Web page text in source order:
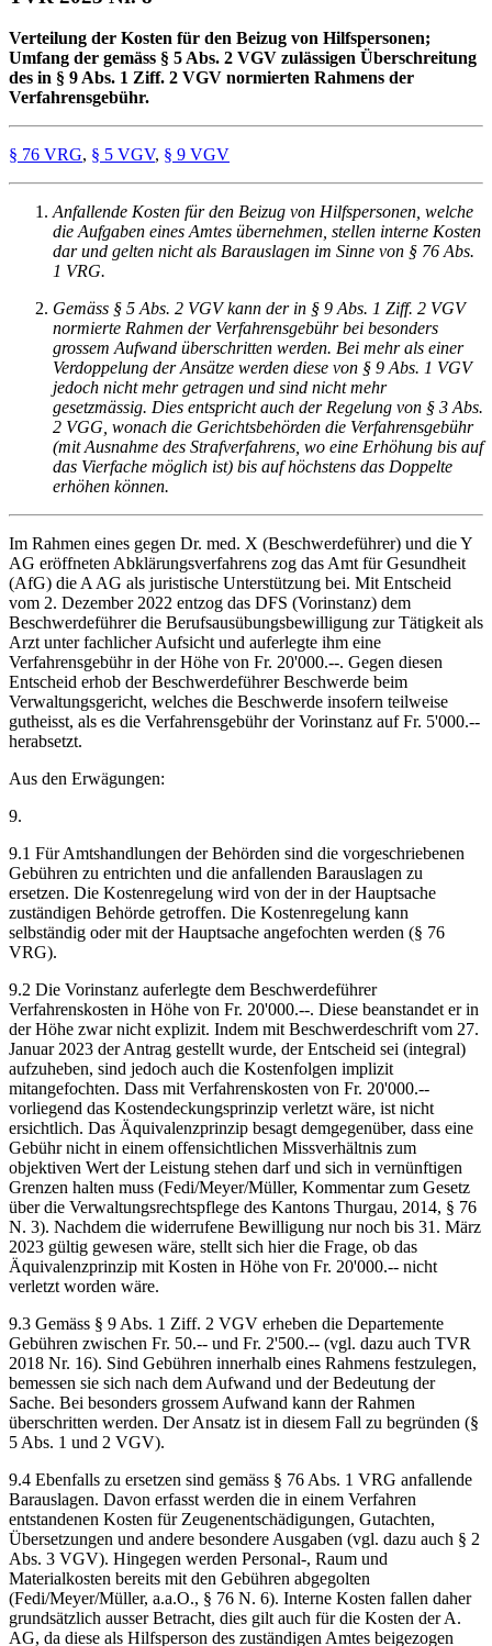
Verteilung der Kosten für den Beizug von Hilfspersonen;
Umfang der gemäss § 5 Abs. 2 VGV zulässigen Überschreitung
des in § 9 Abs. 1 Ziff. 2 VGV normierten Rahmens der
Verfahrensgebühr.
§ 76 VRG, § 5 VGV, § 9 VGV
Anfallende Kosten für den Beizug von Hilfspersonen, welche
die Aufgaben eines Amtes übernehmen, stellen interne Kosten
dar und gelten nicht als Barauslagen im Sinne von § 76 Abs.
1 VRG.
Gemäss § 5 Abs. 2 VGV kann der in § 9 Abs. 1 Ziff. 2 VGV
normierte Rahmen der Verfahrensgebühr bei besonders
grossem Aufwand überschritten werden. Bei mehr als einer
Verdoppelung der Ansätze werden diese von § 9 Abs. 1 VGV
jedoch nicht mehr getragen und sind nicht mehr
gesetzmässig. Dies entspricht auch der Regelung von § 3 Abs.
2 VGG, wonach die Gerichtsbehörden die Verfahrensgebühr
(mit Ausnahme des Strafverfahrens, wo eine Erhöhung bis auf
das Vierfache möglich ist) bis auf höchstens das Doppelte
erhöhen können.
Im Rahmen eines gegen Dr. med. X (Beschwerdeführer) und die Y
AG eröffneten Abklärungsverfahrens zog das Amt für Gesundheit
(AfG) die A AG als juristische Unterstützung bei. Mit Entscheid
vom 2. Dezember 2022 entzog das DFS (Vorinstanz) dem
Beschwerdeführer die Berufsausübungsbewilligung zur Tätigkeit als
Arzt unter fachlicher Aufsicht und auferlegte ihm eine
Verfahrensgebühr in der Höhe von Fr. 20'000.--. Gegen diesen
Entscheid erhob der Beschwerdeführer Beschwerde beim
Verwaltungsgericht, welches die Beschwerde insofern teilweise
gutheisst, als es die Verfahrensgebühr der Vorinstanz auf Fr. 5'000.--
herabsetzt.
Aus den Erwägungen:
9.
9.1 Für Amtshandlungen der Behörden sind die vorgeschriebenen
Gebühren zu entrichten und die anfallenden Barauslagen zu
ersetzen. Die Kostenregelung wird von der in der Hauptsache
zuständigen Behörde getroffen. Die Kostenregelung kann
selbständig oder mit der Hauptsache angefochten werden (§ 76
VRG).
9.2 Die Vorinstanz auferlegte dem Beschwerdeführer
Verfahrenskosten in Höhe von Fr. 20'000.--. Diese beanstandet er in
der Höhe zwar nicht explizit. Indem mit Beschwerdeschrift vom 27.
Januar 2023 der Antrag gestellt wurde, der Entscheid sei (integral)
aufzuheben, sind jedoch auch die Kostenfolgen implizit
mitangefochten. Dass mit Verfahrenskosten von Fr. 20'000.--
vorliegend das Kostendeckungsprinzip verletzt wäre, ist nicht
ersichtlich. Das Äquivalenzprinzip besagt demgegenüber, dass eine
Gebühr nicht in einem offensichtlichen Missverhältnis zum
objektiven Wert der Leistung stehen darf und sich in vernünftigen
Grenzen halten muss (Fedi/Meyer/Müller, Kommentar zum Gesetz
über die Verwaltungsrechtspflege des Kantons Thurgau, 2014, § 76
N. 3). Nachdem die widerrufene Bewilligung nur noch bis 31. März
2023 gültig gewesen wäre, stellt sich hier die Frage, ob das
Äquivalenzprinzip mit Kosten in Höhe von Fr. 20'000.-- nicht
verletzt worden wäre.
9.3 Gemäss § 9 Abs. 1 Ziff. 2 VGV erheben die Departemente
Gebühren zwischen Fr. 50.-- und Fr. 2'500.-- (vgl. dazu auch TVR
2018 Nr. 16). Sind Gebühren innerhalb eines Rahmens festzulegen,
bemessen sie sich nach dem Aufwand und der Bedeutung der
Sache. Bei besonders grossem Aufwand kann der Rahmen
überschritten werden. Der Ansatz ist in diesem Fall zu begründen (§
5 Abs. 1 und 2 VGV).
9.4 Ebenfalls zu ersetzen sind gemäss § 76 Abs. 1 VRG anfallende
Barauslagen. Davon erfasst werden die in einem Verfahren
entstandenen Kosten für Zeugenentschädigungen, Gutachten,
Übersetzungen und andere besondere Ausgaben (vgl. dazu auch § 2
Abs. 3 VGV). Hingegen werden Personal-, Raum und
Materialkosten bereits mit den Gebühren abgegolten
(Fedi/Meyer/Müller, a.a.O., § 76 N. 6). Interne Kosten fallen daher
grundsätzlich ausser Betracht, dies gilt auch für die Kosten der A.
AG, da diese als Hilfsperson des zuständigen Amtes beigezogen